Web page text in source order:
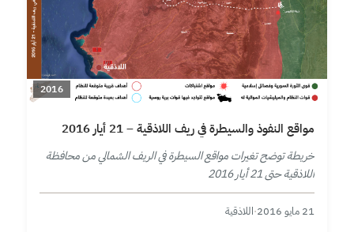
2016
مواقع النفوذ والسيطرة في ريف اللاذقية – 21 أيار 2016
خريطة توضح تغيرات مواقع السيطرة في الريف الشمالي من محافظة
اللاذقية حتى 21 أيار 2016
21 مايو 2016 ·اللاذقية